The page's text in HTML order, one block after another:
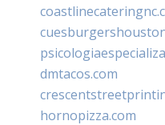
dmtacos.com
hornopizza.com